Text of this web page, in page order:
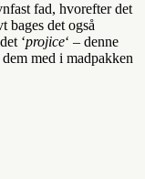
fad, hvorefter det
bages det også
‘projice‘ – denne
med i madpakken